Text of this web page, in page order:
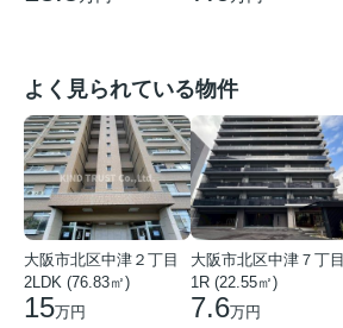
よく見られている物件
大阪市北区中津２丁目
2LDK (76.83㎡)
15万円
大阪市北区中津７丁目
1R (22.55㎡)
7.6万円